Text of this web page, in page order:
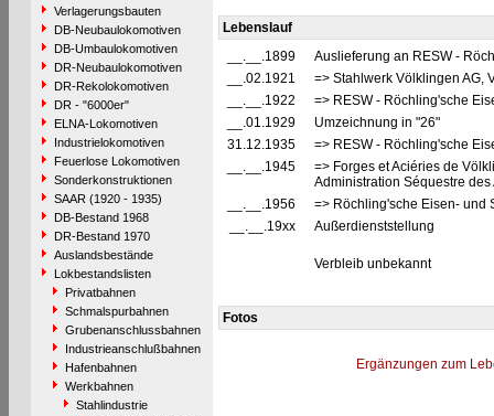
Verlagerungsbauten
DB-Neubaulokomotiven
DB-Umbaulokomotiven
DR-Neubaulokomotiven
DR-Rekolokomotiven
DR - "6000er"
ELNA-Lokomotiven
Industrielokomotiven
Feuerlose Lokomotiven
Sonderkonstruktionen
SAAR (1920 - 1935)
DB-Bestand 1968
DR-Bestand 1970
Auslandsbestände
Lokbestandslisten
Privatbahnen
Schmalspurbahnen
Grubenanschlussbahnen
Industrieanschlußbahnen
Hafenbahnen
Werkbahnen
Stahlindustrie
Lebenslauf
__.__.1899
Auslieferung an RESW -
__.02.1921
=> Stahlwerk Völklingen AG,
__.__.1922
=> RESW - Röchling'sche
__.01.1929
Umzeichnung in "26"
31.12.1935
=> RESW - Röchling'sche
__.__.1945
=> Forges et Aciéries de
Administration Séquestre
__.__.1956
=> Röchling'sche Eisen- und
__.__.19xx
Außerdienststellung
Verbleib unbekannt
Fotos
Ergänzungen zum